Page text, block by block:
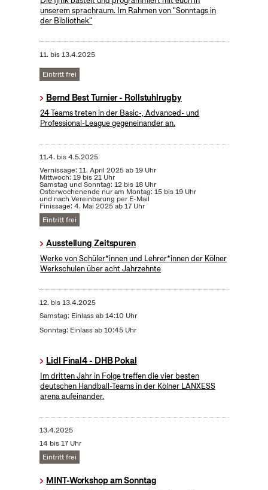
unserem sprachraum. Im Rahmen von "Sonntags in
der Bibliothek"
11. bis13.4.2025
Eintritt frei
Bernd Best Turnier - Rollstuhlrugby
24 Teams treten in der Basic-, Advanced- und
Professional-League gegeneinander an.
11.4. bis4.5.2025
Vernissage: 11. April 2025 ab 19 Uhr
Mittwoch: 19 bis 21 Uhr
Samstag und Sonntag: 12 bis 18 Uhr
Osterwochenende nur am Montag: 15 bis 19 Uhr
und nach Vereinbarung per E-Mail
Finissage: 4. Mai 2025 ab 17 Uhr
Eintritt frei
Ausstellung Zeitspuren
Werke von Schüler*innen und Lehrer*innen der Kölner
Werkschulen über acht Jahrzehnte
12. bis13.4.2025
Samstag: Einlass ab 14:10 Uhr
Sonntag: Einlass ab 10:45 Uhr
Lidl Final4 - DHB Pokal
Im dritten Jahr in Folge treffen die vier besten
deutschen Handball-Teams in der Kölner LANXESS
arena aufeinander.
13.4.2025
14 bis 17 Uhr
Eintritt frei
MINT-Workshop am Sonntag